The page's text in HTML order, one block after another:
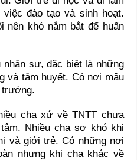
đào tạo và sinh hoạt.
nên khó nắm bắt để huấn
nhân sự, đặc biệt là những
và tâm huyết. Có nơi mâu
trưởng.
cha xứ về TNTT chưa
Nhiều cha sợ khó khi
và giới trẻ. Có những nơi
nhưng khi cha khác về